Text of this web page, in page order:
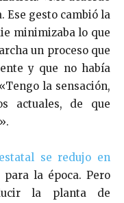
Ese gesto cambió la
minimizaba lo que
un proceso que
y que no había
la sensación,
actuales, de que
se redujo en
para la época. Pero
la planta de